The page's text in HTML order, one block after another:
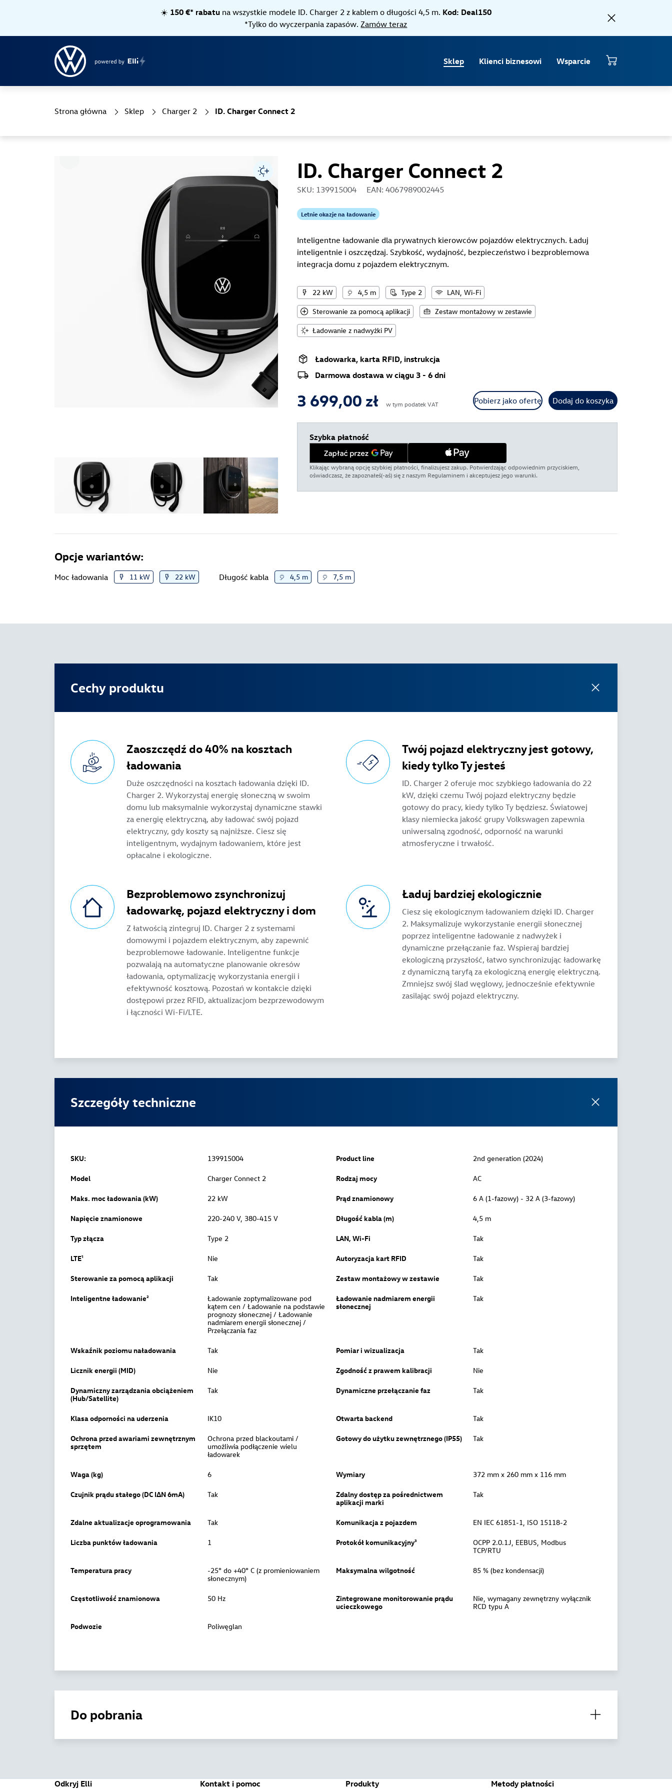
☀️ 150 €* rabatuna wszystkie modele ID. Charger 2 z kablem o długości 4,5 m. Kod: Deal150
*Tylko do wyczerpania zapasów.Zamów teraz
Sklep Klienci biznesowi Wsparcie
Strona główna Sklep Charger 2 ID. Charger Connect 2
ID. Charger Connect 2
SKU: 139915004 EAN: 4067989002445
Letnie okazje na ładowanie
Inteligentne ładowanie dla prywatnych kierowców pojazdów elektrycznych. Ładuj
inteligentnie i oszczędzaj. Szybkość, wydajność, bezpieczeństwo i bezproblemowa
integracja domu z pojazdem elektrycznym.
22 kW 4,5 m Type 2
LAN, Wi-Fi
Sterowanie za pomocą aplikacji
Zestaw montażowy w zestawie
Ładowanie z nadwyżki PV
Ładowarka, karta RFID, instrukcja
Darmowa dostawa w ciągu 3 - 6 dni
3 699,00 zł w tym podatek VAT Pobierz jako ofertę Dodaj do koszyka
Szybka płatność
Klikając wybraną opcję szybkiej płatności, finalizujesz zakup. Potwierdzając odpowiednim przyciskiem,
oświadczasz, że zapoznałeś(-aś) się z naszym Regulaminem i akceptujesz jego warunki.
Opcje wariantów:
Moc ładowania 11 kW 22 kW Długość kabla 4,5 m 7,5 m
Cechy produktu
Zaoszczędź do 40% na kosztach
ładowania
Duże oszczędności na kosztach ładowania dzięki ID.
Charger 2. Wykorzystaj energię słoneczną w swoim
domu lub maksymalnie wykorzystaj dynamiczne stawki
za energię elektryczną, aby ładować swój pojazd
elektryczny, gdy koszty są najniższe. Ciesz się
inteligentnym, wydajnym ładowaniem, które jest
opłacalne i ekologiczne.
Twój pojazd elektryczny jest gotowy,
kiedy tylko Ty jesteś
ID. Charger 2 oferuje moc szybkiego ładowania do 22
kW, dzięki czemu Twój pojazd elektryczny będzie
gotowy do pracy, kiedy tylko Ty będziesz. Światowej
klasy niemiecka jakość grupy Volkswagen zapewnia
uniwersalną zgodność, odporność na warunki
atmosferyczne i trwałość.
Bezproblemowo zsynchronizuj
ładowarkę, pojazd elektryczny i dom
Z łatwością zintegruj ID. Charger 2 z systemami
domowymi i pojazdem elektrycznym, aby zapewnić
bezproblemowe ładowanie. Inteligentne funkcje
pozwalają na automatyczne planowanie okresów
ładowania, optymalizację wykorzystania energii i
efektywność kosztową. Pozostań w kontakcie dzięki
dostępowi przez RFID, aktualizacjom bezprzewodowym
i łączności Wi-Fi/LTE.
Ładuj bardziej ekologicznie
Ciesz się ekologicznym ładowaniem dzięki ID. Charger
2. Maksymalizuje wykorzystanie energii słonecznej
poprzez inteligentne ładowanie z nadwyżek i
dynamiczne przełączanie faz. Wspieraj bardziej
ekologiczną przyszłość, łatwo synchronizując ładowarkę
z dynamiczną taryfą za ekologiczną energię elektryczną.
Zmniejsz swój ślad węglowy, jednocześnie efektywnie
zasilając swój pojazd elektryczny.
Szczegóły techniczne
SKU: 139915004 Product line 2nd generation (2024)
Model Charger Connect 2 Rodzaj mocy AC
Maks. moc ładowania (kW) 22 kW Prąd znamionowy 6 A (1-fazowy) - 32 A (3-fazowy)
Napięcie znamionowe 220-240 V, 380-415 V Długość kabla (m) 4,5 m
Typ złącza Type 2 LAN, Wi-Fi Tak
LTE¹ Nie Autoryzacja kart RFID Tak
Sterowanie za pomocą aplikacji Tak Zestaw montażowy w zestawie Tak
Inteligentne ładowanie²
Ładowanie zoptymalizowane pod
kątem cen / Ładowanie na podstawie
prognozy słonecznej / Ładowanie
nadmiarem energii słonecznej /
Przełączania faz
Ładowanie nadmiarem energii
słonecznej
Tak
Wskaźnik poziomu naładowania Tak Pomiar i wizualizacja Tak
Licznik energii (MID) Nie Zgodność z prawem kalibracji Nie
Dynamiczny zarządzania obciążeniem
(Hub/Satellite)
Tak Dynamiczne przełączanie faz Tak
Klasa odporności na uderzenia IK10 Otwarta backend Tak
Ochrona przed awariami zewnętrznym
sprzętem
Ochrona przed blackoutami /
umożliwia podłączenie wielu
ładowarek
Gotowy do użytku zewnętrznego (IP55) Tak
Waga (kg) 6 Wymiary 372 mm x 260 mm x 116 mm
Czujnik prądu stałego (DC IΔN 6mA) Tak
Zdalny dostęp za pośrednictwem
aplikacji marki
Tak
Zdalne aktualizacje oprogramowania Tak Komunikacja z pojazdem EN IEC 61851-1, ISO 15118-2
Liczba punktów ładowania 1 Protokół komunikacyjny³
OCPP 2.0.1J, EEBUS, Modbus
TCP/RTU
Temperatura pracy
-25° do +40° C (z promieniowaniem
słonecznym)
Maksymalna wilgotność 85 % (bez kondensacji)
Częstotliwość znamionowa 50 Hz
Zintegrowane monitorowanie prądu
ucieczkowego
Nie, wymagany zewnętrzny wyłącznik
RCD typu A
Podwozie Poliwęglan
Do pobrania
Odkryj Elli
Kontakt i pomoc
Produkty
Metody płatności